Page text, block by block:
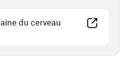
du cerveau